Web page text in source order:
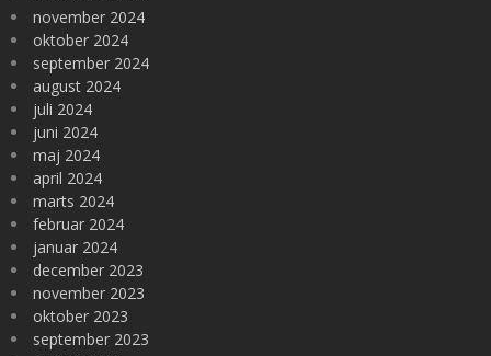
november 2024
oktober 2024
september 2024
august 2024
juli 2024
juni 2024
maj 2024
april 2024
marts 2024
februar 2024
januar 2024
december 2023
november 2023
oktober 2023
september 2023